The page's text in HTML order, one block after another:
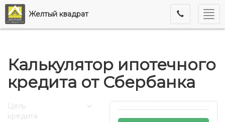
Желтый квадрат
Калькулятор ипотечного
кредита от Сбербанка
Цель
кредита